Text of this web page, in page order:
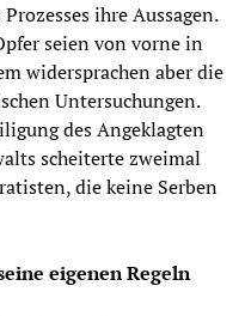
ihre Aussagen.
seien von vorne in
widersprachen aber die
Untersuchungen.
des Angeklagten
scheiterte zweimal
die keine Serben
eigenen Regeln